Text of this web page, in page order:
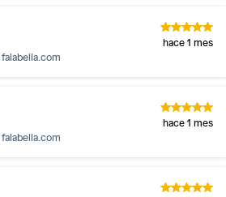
hace 1 mes
falabella.com
hace 1 mes
falabella.com